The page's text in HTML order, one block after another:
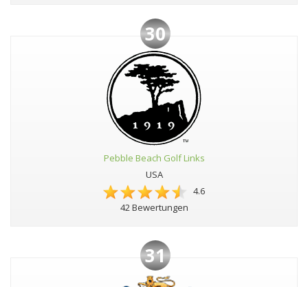
30
Pebble Beach Golf Links
USA
4.6
42 Bewertungen
31